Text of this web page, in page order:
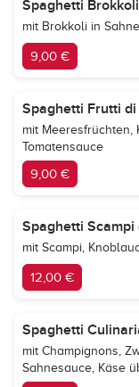
Spaghetti Brokkoli
mit Brokkoli in
9,00 €
Spaghetti Frutti
mit Meeresfrüchten,
Tomatensauce
9,00 €
Spaghetti Scampi
mit Scampi,
12,00 €
Spaghetti
mit Champignons,
Sahnesauce, Käse